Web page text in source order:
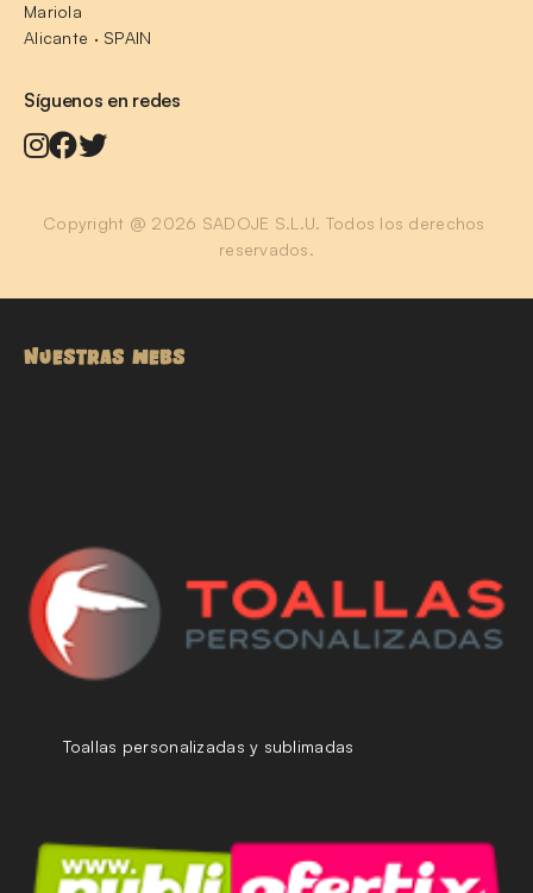
Mariola
Alicante · SPAIN
Síguenos en redes
Copyright @ 2026 SADOJE S.L.U. Todos los derechos
reservados.
NUESTRAS WEBS
Toallas personalizadas y sublimadas